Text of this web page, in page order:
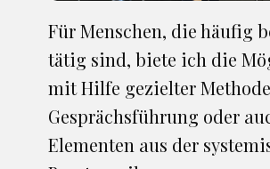
Für Menschen, die häufig
tätig sind, biete ich die
mit Hilfe gezielter
Gesprächsführung oder
Elementen aus der